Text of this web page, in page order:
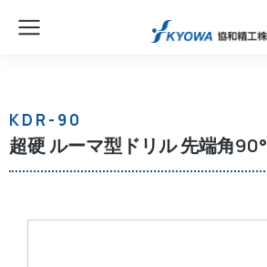
KDR-90
超硬 ルーマ型ドリル 先端角90°